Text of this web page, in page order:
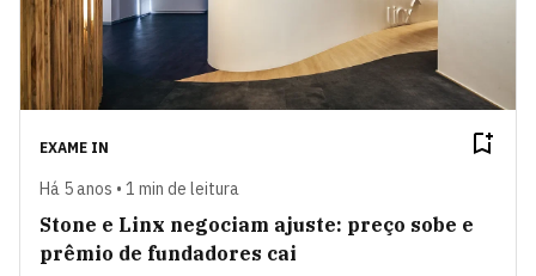
EXAME IN
Há 5 anos • 1 min de leitura
Stone e Linx negociam ajuste: preço sobe e
prêmio de fundadores cai